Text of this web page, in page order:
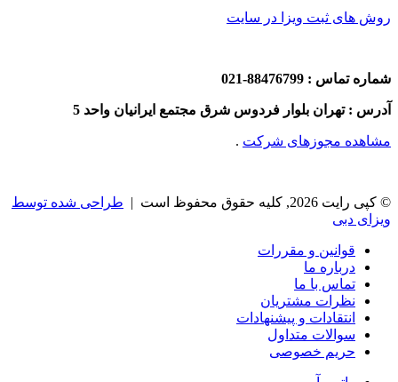
روش های ثبت ویزا در سایت
شماره تماس : 88476799-021
آدرس : تهران بلوار فردوس شرق مجتمع ایرانیان واحد 5
مشاهده مجوزهای شرکت .
© کپی رایت 2026, کلیه حقوق محفوظ است |
طراحی شده توسط
ویزای دبی
قوانین و مقررات
درباره ما
تماس با ما
نظرات مشتریان
انتقادات و پیشنهادات
سوالات متداول
حریم خصوصی